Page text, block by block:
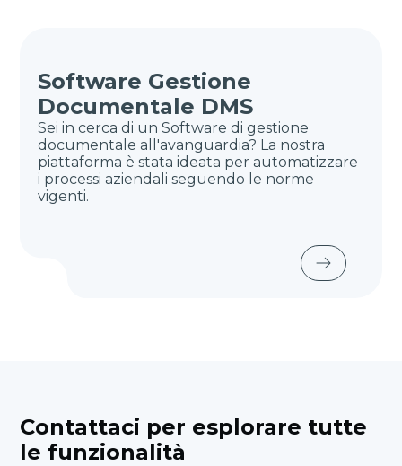
Software Gestione
Documentale DMS
Sei in cerca di un Software di gestione
documentale all'avanguardia? La nostra
piattaforma è stata ideata per automatizzare
i processi aziendali seguendo le norme
vigenti.
Contattaci per esplorare tutte
le funzionalità